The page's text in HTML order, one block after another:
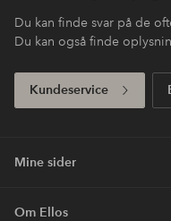
Du kan finde svar på de
Du kan også finde
Kundeservice
Mine sider
Om Ellos